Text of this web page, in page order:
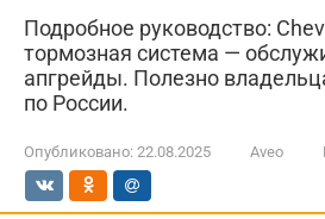
Подробное руководство:
тормозная система —
апгрейды. Полезно
по России.
Опубликовано: 22.08.2025 Aveo